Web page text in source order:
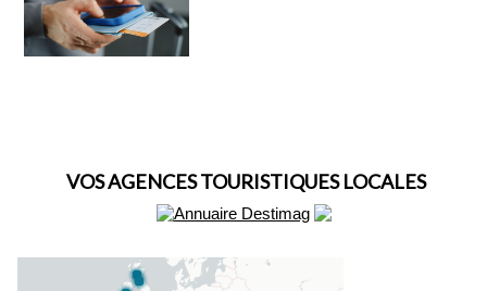
VOS AGENCES TOURISTIQUES LOCALES